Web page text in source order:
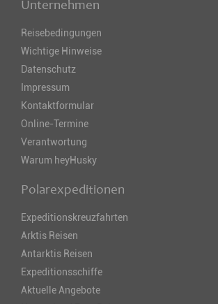
Unternehmen
Reisebedingungen
Wichtige Hinweise
Datenschutz
Impressum
Kontaktformular
Online-Termine
Verantwortung
Warum heyHusky
Polarexpeditionen
Expeditionskreuzfahrten
Arktis Reisen
Antarktis Reisen
Expeditionsschiffe
Aktuelle Angebote